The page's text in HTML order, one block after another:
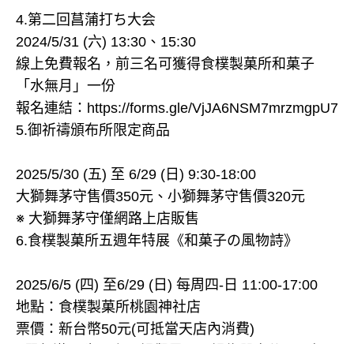
4.第二回菖蒲打ち大会
2024/5/31 (六) 13:30、15:30
線上免費報名，前三名可獲得食樸製菓所和菓子
「水無月」一份
報名連結：https://forms.gle/VjJA6NSM7mrzmgpU7
5.御祈禱頒布所限定商品
2025/5/30 (五) 至 6/29 (日) 9:30-18:00
大獅舞茅守售價350元、小獅舞茅守售價320元
※ 大獅舞茅守僅網路上店販售
6.食樸製菓所五週年特展《和菓子の風物詩》
2025/6/5 (四) 至6/29 (日) 每周四-日 11:00-17:00
地點：食樸製菓所桃園神社店
票價：新台幣50元(可抵當天店內消費)